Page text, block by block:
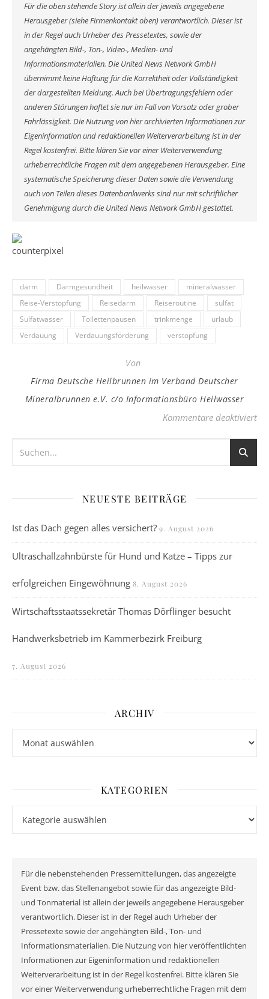
Für die oben stehende Story ist allein der jeweils angegebene
Herausgeber (siehe Firmenkontakt oben) verantwortlich. Dieser ist
in der Regel auch Urheber des Pressetextes, sowie der
angehängten Bild-, Ton-, Video-, Medien- und
Informationsmaterialien. Die United News Network GmbH
übernimmt keine Haftung für die Korrektheit oder Vollständigkeit
der dargestellten Meldung. Auch bei Übertragungsfehlern oder
anderen Störungen haftet sie nur im Fall von Vorsatz oder grober
Fahrlässigkeit. Die Nutzung von hier archivierten Informationen zur
Eigeninformation und redaktionellen Weiterverarbeitung ist in der
Regel kostenfrei. Bitte klären Sie vor einer Weiterverwendung
urheberrechtliche Fragen mit dem angegebenen Herausgeber. Eine
systematische Speicherung dieser Daten sowie die Verwendung
auch von Teilen dieses Datenbankwerks sind nur mit schriftlicher
Genehmigung durch die United News Network GmbH gestattet.
darm Darmgesundheit heilwasser
mineralwasser
Reise-Verstopfung
Reisedarm Reiseroutine
sulfat
Sulfatwasser
Toilettenpausen trinkmenge
urlaub
Verdauung
Verdauungsförderung verstopfung
Von
Firma Deutsche Heilbrunnen im Verband Deutscher
Mineralbrunnen e.V. c/o Informationsbüro Heilwasser
Kommentare deaktiviert
NEUESTE BEITRÄGE
Ist das Dach gegen alles versichert? 9. August 2026
Ultraschallzahnbürste für Hund und Katze – Tipps zur
erfolgreichen Eingewöhnung 8. August 2026
Wirtschaftsstaatssekretär Thomas Dörflinger besucht
Handwerksbetrieb im Kammerbezirk Freiburg
7. August 2026
ARCHIV
KATEGORIEN
Für die nebenstehenden Pressemitteilungen, das angezeigte
Event bzw. das Stellenangebot sowie für das angezeigte Bild-
und Tonmaterial ist allein der jeweils angegebene Herausgeber
verantwortlich. Dieser ist in der Regel auch Urheber der
Pressetexte sowie der angehängten Bild-, Ton- und
Informationsmaterialien. Die Nutzung von hier veröffentlichten
Informationen zur Eigeninformation und redaktionellen
Weiterverarbeitung ist in der Regel kostenfrei. Bitte klären Sie
vor einer Weiterverwendung urheberrechtliche Fragen mit dem